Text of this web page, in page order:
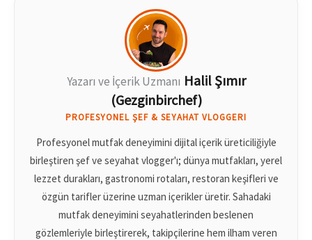
Yazarı ve İçerik Uzmanı Halil Şımır
(Gezginbirchef)
PROFESYONEL ŞEF & SEYAHAT VLOGGERI
Profesyonel mutfak deneyimini dijital içerik üreticiliğiyle
birleştiren şef ve seyahat vlogger'ı; dünya mutfakları, yerel
lezzet durakları, gastronomi rotaları, restoran keşifleri ve
özgün tarifler üzerine uzman içerikler üretir. Sahadaki
mutfak deneyimini seyahatlerinden beslenen
gözlemleriyle birleştirerek, takipçilerine hem ilham veren